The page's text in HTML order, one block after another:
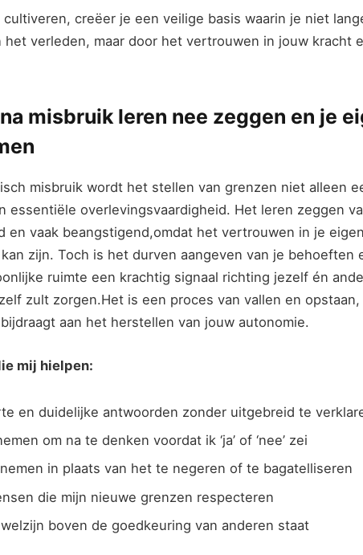
creëer je een veilige basis waarin ‌je niet
verleden, maar door het vertrouwen in jouw⁢ kracht
⁤misbruik leren nee zeggen en je
misbruik ⁣wordt het stellen van grenzen niet alleen⁤
essentiële overlevingsvaardigheid. Het leren zeggen
en ⁢vaak​ beangstigend,omdat ‍het‌ vertrouwen ​in je eigen
zijn. Toch is ​het⁤ durven aangeven van je behoeften
ruimte ​een krachtig signaal richting jezelf én
zult zorgen.Het is een ⁢proces van vallen en opstaan,
aan het herstellen van jouw autonomie.
mij hielpen:
en duidelijke antwoorden zonder uitgebreid te
⁢om na ​te denken⁢ voordat ik ‘ja’⁣ of ‘nee’ zei
in plaats van het te negeren of te bagatelliseren
die mijn nieuwe​ grenzen respecteren
boven de goedkeuring van anderen staat